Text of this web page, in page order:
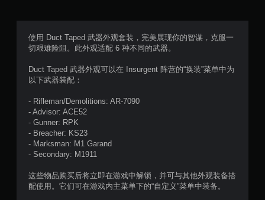
5
评
价
使用 Duct Taped 武器外观套装，完美展现你的智谋，克服一
切艰难险阻。此外观适配 6 种不同的武器。
Duct Taped 武器外观可以在 Insurgent 阵营的“换装”菜单中为
以下武器装配：
- Rifleman/Demolitions: AR-7090
- Advisor: ACE52
- Gunner: RPK
- Breacher: KS23
- Marksman: M1 Garand
- Secondary: M1911
这些物品购买后将立即在游戏中解锁，并可与其他外观装备搭
配使用。它们可在游戏内主菜单下的“自定义”菜单中装备。